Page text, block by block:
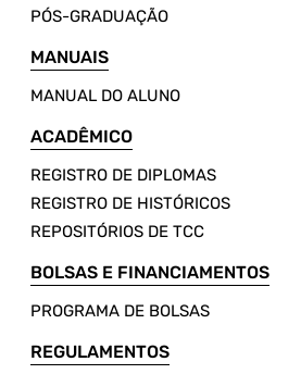
PÓS-GRADUAÇÃO
MANUAIS
MANUAL DO ALUNO
ACADÊMICO
REGISTRO DE DIPLOMAS
REGISTRO DE HISTÓRICOS
REPOSITÓRIOS DE TCC
BOLSAS E FINANCIAMENTOS
PROGRAMA DE BOLSAS
REGULAMENTOS